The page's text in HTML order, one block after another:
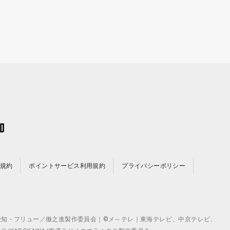
約 ポイントサービス利用規約 プライバシーポリシー
フリュー／徹之進製作委員会｜©メ～テレ｜東海テレビ、中京テレビ、